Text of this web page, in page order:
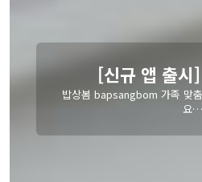
[신규 앱 출
밥상봄 bapsangbom 가족 맞
요…